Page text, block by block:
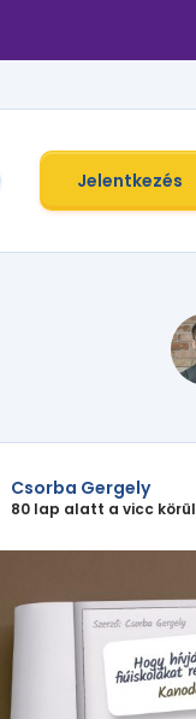
Jelentkezés
Csorba Gergely
80 lap alatt a vicc körül